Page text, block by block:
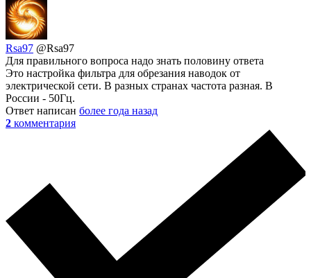
Rsa97 @Rsa97
Для правильного вопроса надо знать половину ответа
Это настройка фильтра для обрезания наводок от
электрической сети. В разных странах частота разная. В
России - 50Гц.
Ответ написан более года назад
2 комментария